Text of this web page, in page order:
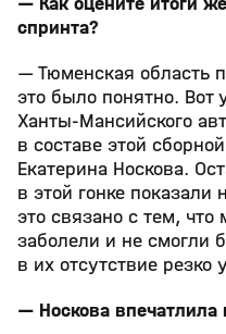
спринта?
— Тюменская область
это было понятно. Вот
Ханты‑Мансийского
в составе этой
Екатерина Носкова.
в этой гонке
это связано с тем,
заболели и не смогли
в их отсутствие резко
— Носкова впечатлила